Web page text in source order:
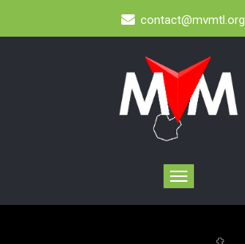
contact@mvmtl.org
Toggle
navigation